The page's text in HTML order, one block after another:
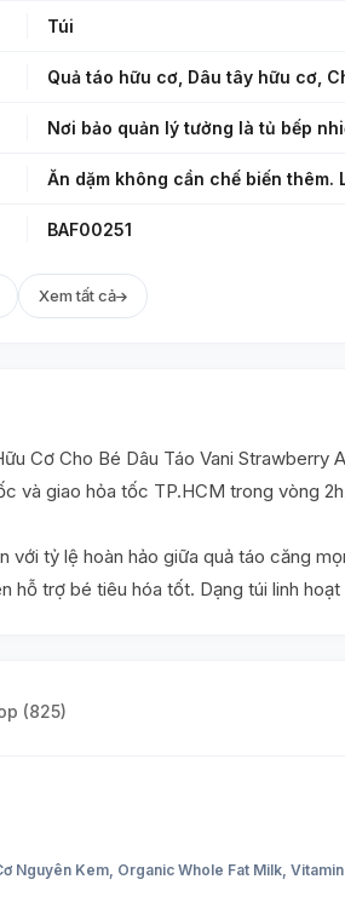
Túi
Quả táo hữu cơ, Dâu tây hữu cơ,
Nơi bảo quản lý tưởng là tủ bếp
Ăn dặm không cần chế biến
BAF00251
Xem tất cả
Cơ Cho Bé Dâu Táo Vani
và giao hỏa tốc TP.HCM trong vòng
với tỷ lệ hoàn hảo giữa quả táo căng
hỗ trợ bé tiêu hóa tốt. Dạng túi linh
(825)
Nguyên Kem, Organic Whole Fat Milk,